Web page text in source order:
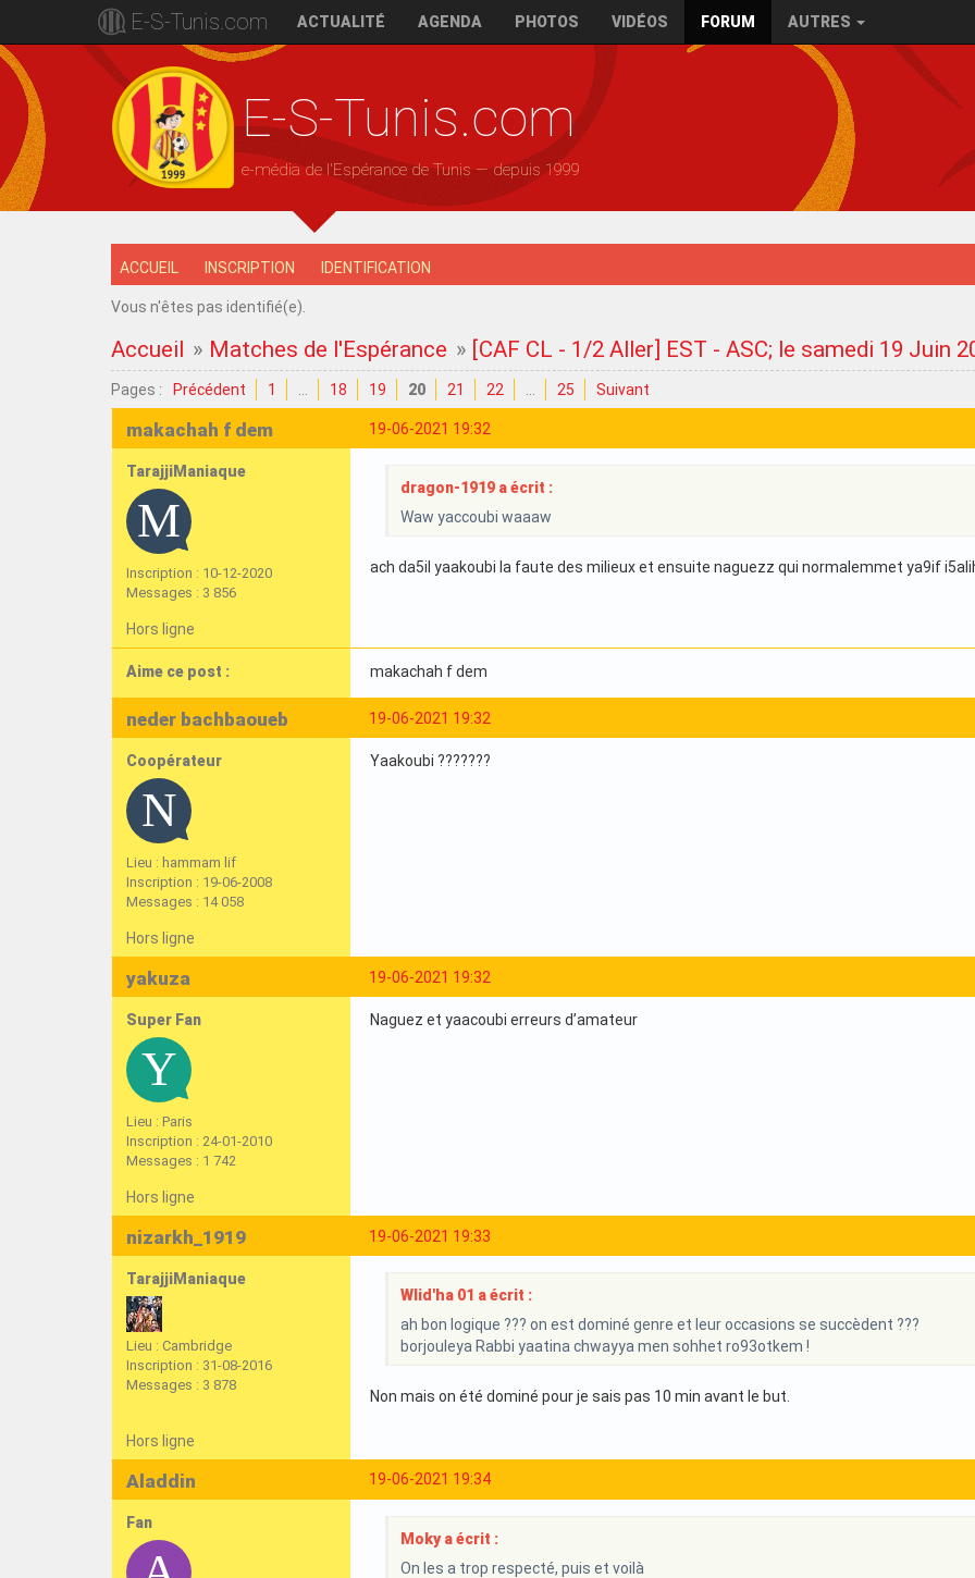
E-S-Tunis.com ACTUALITÉ AGENDA PHOTOS VIDÉOS FORUM AUTRES
E-S-Tunis.com
e-média de l'Espérance de Tunis — depuis 1999
ACCUEIL INSCRIPTION IDENTIFICATION
Vous n'êtes pas identifié(e).
Accueil » Matches de l'Espérance » [CAF CL - 1/2 Aller] EST - ASC; le samedi 19 Juin
Pages : Précédent 1 18 19 20 21 22 25 Suivant
19-06-2021 19:32
makachah f dem
TarajjiManiaque
Inscription : 10-12-2020
Messages : 3 856
dragon-1919 a écrit :
Waw yaccoubi waaaw
ach da5il yaakoubi la faute des milieux et ensuite naguezz qui normalemmet ya9if
Hors ligne
Aime ce post : makachah f dem
19-06-2021 19:32
neder bachbaoueb
Coopérateur
Lieu : hammam lif
Inscription : 19-06-2008
Messages : 14 058
Yaakoubi ???????
Hors ligne
19-06-2021 19:32
yakuza
Super Fan
Lieu : Paris
Inscription : 24-01-2010
Messages : 1 742
Naguez et yaacoubi erreurs d’amateur
Hors ligne
19-06-2021 19:33
nizarkh_1919
TarajjiManiaque
Lieu : Cambridge
Inscription : 31-08-2016
Messages : 3 878
Wlid'ha 01 a écrit :
ah bon logique ??? on est dominé genre et leur occasions se succèdent ???
borjouleya Rabbi yaatina chwayya men sohhet ro93otkem !
Non mais on été dominé pour je sais pas 10 min avant le but.
Hors ligne
19-06-2021 19:34
Aladdin
Fan
Moky a écrit :
On les a trop respecté, puis et voilà